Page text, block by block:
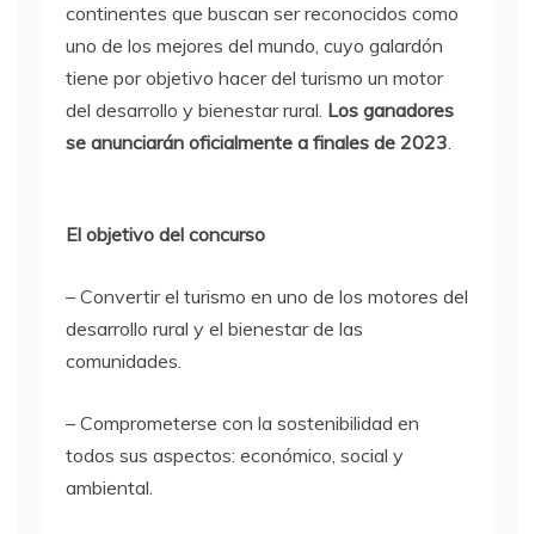
continentes que buscan ser reconocidos como
uno de los mejores del mundo, cuyo galardón
tiene por objetivo hacer del turismo un motor
del desarrollo y bienestar rural. Los ganadores
se anunciarán oficialmente a finales de 2023.
El objetivo del concurso
– Convertir el turismo en uno de los motores del
desarrollo rural y el bienestar de las
comunidades.
– Comprometerse con la sostenibilidad en
todos sus aspectos: económico, social y
ambiental.